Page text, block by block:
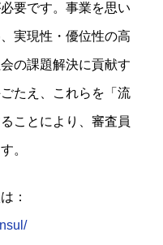
要です。事業を思い
実現性・優位性の高
の課題解決に貢献す
たえ、これらを「流
ことにより、審査員
。
：